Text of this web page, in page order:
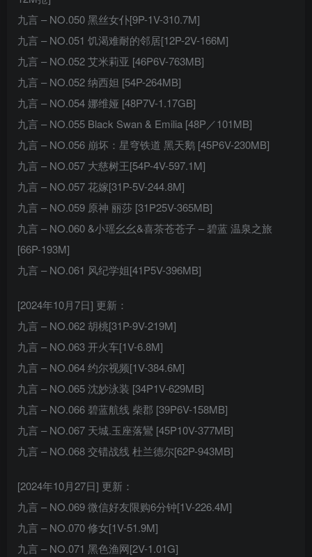
九言 – NO.050 黑丝女仆[9P-1V-310.7M]
九言 – NO.051 饥渴难耐的邻居[12P-2V-166M]
九言 – NO.052 艾米莉亚 [46P6V-763MB]
九言 – NO.052 纳西妲 [54P-264MB]
九言 – NO.054 娜维娅 [48P7V-1.17GB]
九言 – NO.055 Black Swan & Emilia [48P／101MB]
九言 – NO.056 崩坏：星穹铁道 黑天鹅 [45P6V-230MB]
九言 – NO.057 大慈树王[54P-4V-597.1M]
九言 – NO.057 花嫁[31P-5V-244.8M]
九言 – NO.059 原神 丽莎 [31P25V-365MB]
九言 – NO.060 &小瑶幺幺&喜茶苍苍子 – 碧蓝 温泉之旅
[66P-193M]
九言 – NO.061 风纪学姐[41P5V-396MB]
[2024年10月7日] 更新：
九言 – NO.062 胡桃[31P-9V-219M]
九言 – NO.063 开火车[1V-6.8M]
九言 – NO.064 约尔视频[1V-384.6M]
九言 – NO.065 沈妙泳装 [34P1V-629MB]
九言 – NO.066 碧蓝航线 柴郡 [39P6V-158MB]
九言 – NO.067 天城.玉座落鸞 [45P10V-377MB]
九言 – NO.068 交错战线 杜兰德尔[62P-943MB]
[2024年10月27日] 更新：
九言 – NO.069 微信好友限购6分钟[1V-226.4M]
九言 – NO.070 修女[1V-51.9M]
九言 – NO.071 黑色渔网[2V-1.01G]